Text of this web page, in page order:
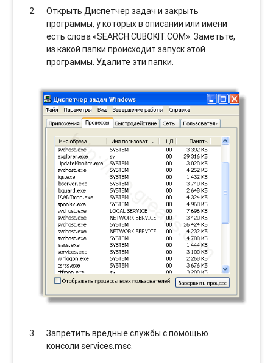
Открыть Диспетчер задач и закрыть
программы, у которых в описании или имени
есть слова «SEARCH.CUBOKIT.COM». Заметьте,
из какой папки происходит запуск этой
программы. Удалите эти папки.
Запретить вредные службы с помощью
консоли services.msc.